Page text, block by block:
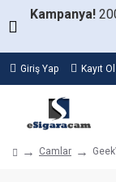
Kampanya!
Giriş Yap Kayıt Ol
Camlar